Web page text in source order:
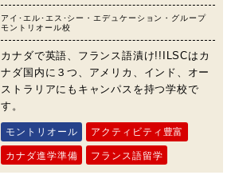
アイ･エル･エス･シー・エデュケーション・グループ
モントリオール校
カナダで英語、フランス語漬け!!ILSCはカ
ナダ国内に３つ、アメリカ、インド、オー
ストラリアにもキャンパスを持つ学校で
す。
モントリオール アクティビティ豊富
カナダ進学準備 フランス語留学